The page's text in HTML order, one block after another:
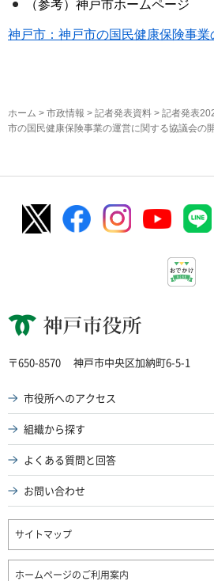
（参考）神戸市ホームページ
神戸市：神戸市の国民健康保険事
ホーム > 市政情報 > 記者発表資料 > 記者発表
市の国民健康保険事業の運営に関する協議会の
神戸市役所
〒650-8570 神戸市中央区加納町6-5-1
市役所へのアクセス
組織から探す
よくある質問と回答
お問い合わせ
サイトマップ
ホームページのご利用案内